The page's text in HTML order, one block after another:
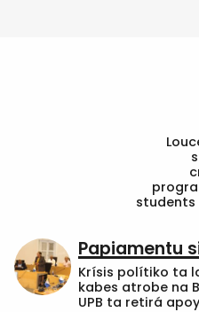
Papiamentu
Krísis polítiko ta
kabes atrobe na
UPB ta retirá